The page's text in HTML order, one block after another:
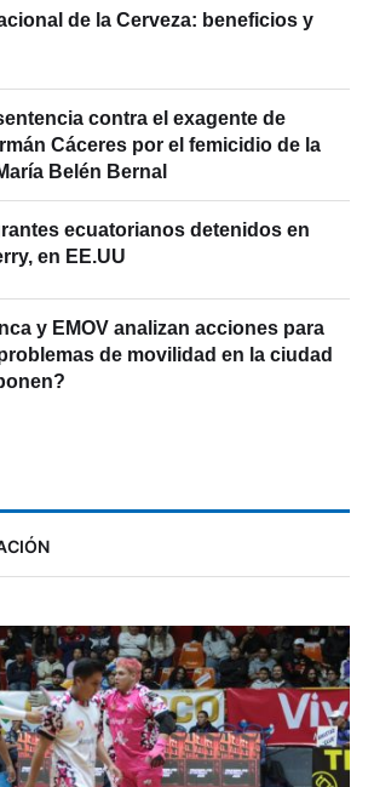
contra el exagente de
Cáceres por el femicidio de la
Belén Bernal
ecuatorianos detenidos en
en EE.UU
y EMOV analizan acciones para
de movilidad en la ciudad